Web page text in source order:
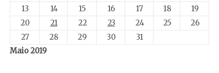
Maio 2019
13
14 15 16 17 18
19
20
21 22 23 24 25
26
27
28 29 30 31